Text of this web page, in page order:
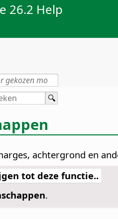
26.2 Help
achtergrond en
tot deze functie..
.